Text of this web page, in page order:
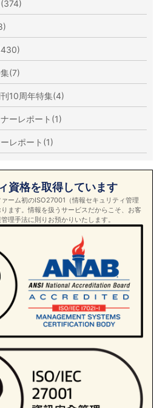
(7)
10周年特集(4)
ーレポート(1)
レポート(1)
資格を取得しています
ーム初のISO27001（情報セキュリティ管理
ます。情報を扱うサービスだからこそ、お客
理手法に則りお預かりいたします。